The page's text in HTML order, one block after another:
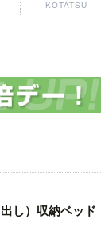
KOTATSU
し）収納ベッド